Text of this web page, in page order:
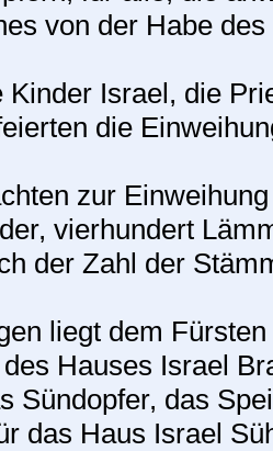
von der Habe
Kinder Israel, die
die
zur
vierhundert
der Zahl der
liegt dem
Hauses Israel
Sündopfer, das
das Haus Israel